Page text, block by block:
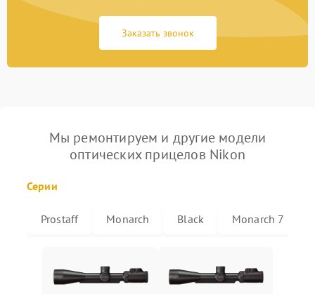
Заказать звонок
Мы ремонтируем и другие модели
оптических прицелов Nikon
Серии
Prostaff Monarch Black Monarch 7